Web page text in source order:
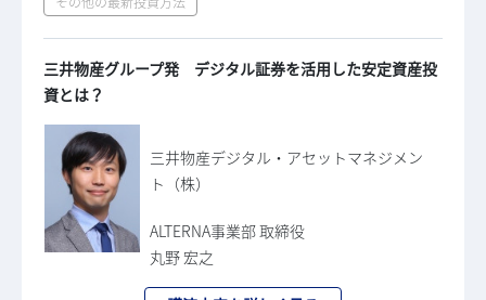
三井物産グループ発 デジタル証券を活用した安定資産投
資とは？
三井物産デジタル・アセットマネジメン
ト（株）
ALTERNA事業部 取締役
丸野 宏之